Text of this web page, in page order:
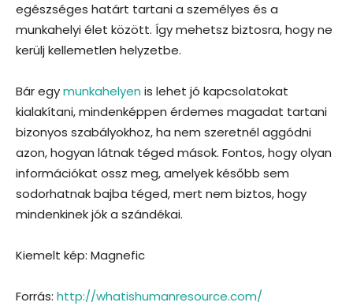
egészséges határt tartani a személyes és a
munkahelyi élet között. Így mehetsz biztosra, hogy ne
kerülj kellemetlen helyzetbe.
Bár egymunkahelyen is lehet jó kapcsolatokat
kialakítani, mindenképpen érdemes magadat tartani
bizonyos szabályokhoz, ha nem szeretnél aggódni
azon, hogyan látnak téged mások. Fontos, hogy olyan
információkat ossz meg, amelyek később sem
sodorhatnak bajba téged, mert nem biztos, hogy
mindenkinek jók a szándékai.
Kiemelt kép: Magnefic
Forrás: http://whatishumanresource.com/